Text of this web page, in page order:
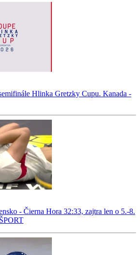
Hlinka Gretzky Cupu. Kanada -
- Čierna Hora 32:33, zajtra len o 5.-8.